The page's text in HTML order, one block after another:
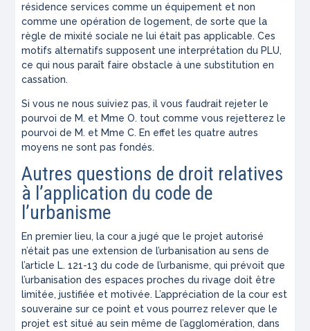
résidence services comme un équipement et non
comme une opération de logement, de sorte que la
règle de mixité sociale ne lui était pas applicable. Ces
motifs alternatifs supposent une interprétation du PLU,
ce qui nous paraît faire obstacle à une substitution en
cassation.
Si vous ne nous suiviez pas, il vous faudrait rejeter le
pourvoi de M. et Mme O. tout comme vous rejetterez le
pourvoi de M. et Mme C. En effet les quatre autres
moyens ne sont pas fondés.
Autres questions de droit relatives
à l’application du code de
l’urbanisme
En premier lieu, la cour a jugé que le projet autorisé
n’était pas une extension de l’urbanisation au sens de
l’article L. 121-13 du code de l’urbanisme, qui prévoit que
l’urbanisation des espaces proches du rivage doit être
limitée, justifiée et motivée. L’appréciation de la cour est
souveraine sur ce point et vous pourrez relever que le
projet est situé au sein même de l’agglomération, dans